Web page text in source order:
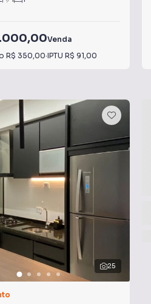
Venda
R$ 350,00·IPTU R$ 91,00
25